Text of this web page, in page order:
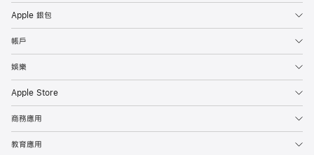
Apple 銀包
帳戶
娛樂
Apple Store
商務應用
教育應用